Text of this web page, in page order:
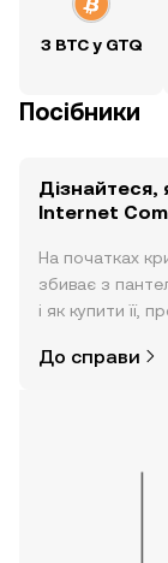
З BTC у GTQ
Посібники
Дізнайтеся,
Internet
На початках
збиває з
і як купити її,
за допомогою
До справи